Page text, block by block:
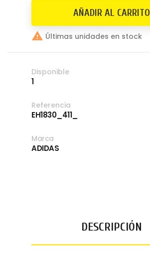
AÑADIR AL CARRITO
 Últimas unidades en stock
Disponible
1
Referencia
EH1830_411_
Marca
ADIDAS
DESCRIPCIÓN